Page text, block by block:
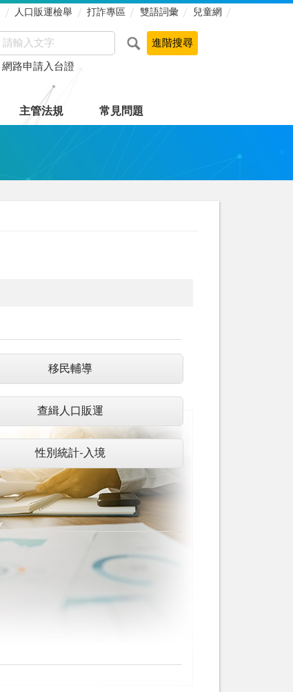
人口販運檢舉 打詐專區 雙語詞彙 兒童網
網路申請入台證
主管法規 常見問題
移民輔導
查緝人口販運
性別統計-入境